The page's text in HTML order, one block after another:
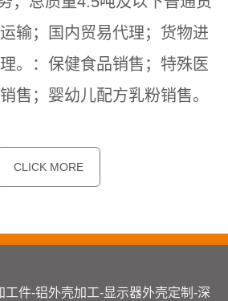
输；国内贸易代理；货物进
。：保健食品销售；特殊医
售；婴幼儿配方乳粉销售。
CLICK MORE
件-铝外壳加工-显示器外壳定制-深